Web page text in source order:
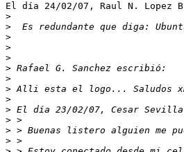
El día 24/02/07, Raul N. Lopez
>
>
>
>
>
>
>
>
>
> El día 23/02/07, Cesar
>
>
>